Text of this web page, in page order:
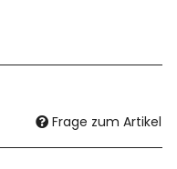
Frage zum Artikel